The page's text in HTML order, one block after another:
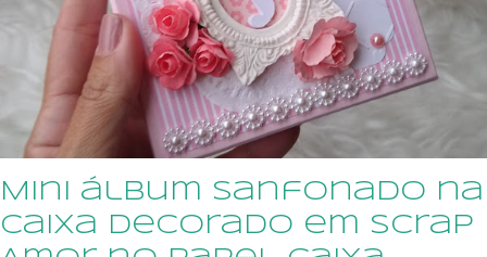
produtos são personalizados com corte e colagem de pecinhas de
papéis, em camadas, com um acabamento diferenciado. Kit de álbuns
personalizados para gêmeos Quer encantar uma gravidinha querida
com um presente original e criativo? Escolha o tema e iremos preparar
nas cores de sua preferência. Você pode escolher também o kit cont...
Mini álbum sanfonado na
caixa decorado em scrap